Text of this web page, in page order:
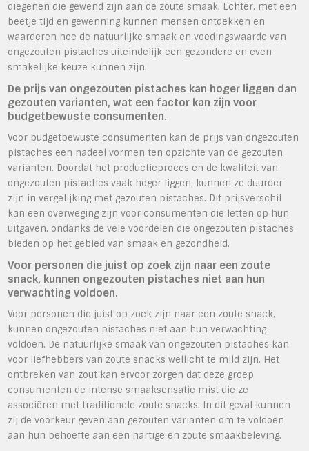
diegenen die gewend zijn aan de zoute smaak. Echter, met een
beetje tijd en gewenning kunnen mensen ontdekken en
waarderen hoe de natuurlijke smaak en voedingswaarde van
ongezouten pistaches uiteindelijk een gezondere en even
smakelijke keuze kunnen zijn.
De prijs van ongezouten pistaches kan hoger liggen dan
gezouten varianten, wat een factor kan zijn voor
budgetbewuste consumenten.
Voor budgetbewuste consumenten kan de prijs van ongezouten
pistaches een nadeel vormen ten opzichte van de gezouten
varianten. Doordat het productieproces en de kwaliteit van
ongezouten pistaches vaak hoger liggen, kunnen ze duurder
zijn in vergelijking met gezouten pistaches. Dit prijsverschil
kan een overweging zijn voor consumenten die letten op hun
uitgaven, ondanks de vele voordelen die ongezouten pistaches
bieden op het gebied van smaak en gezondheid.
Voor personen die juist op zoek zijn naar een zoute
snack, kunnen ongezouten pistaches niet aan hun
verwachting voldoen.
Voor personen die juist op zoek zijn naar een zoute snack,
kunnen ongezouten pistaches niet aan hun verwachting
voldoen. De natuurlijke smaak van ongezouten pistaches kan
voor liefhebbers van zoute snacks wellicht te mild zijn. Het
ontbreken van zout kan ervoor zorgen dat deze groep
consumenten de intense smaaksensatie mist die ze
associëren met traditionele zoute snacks. In dit geval kunnen
zij de voorkeur geven aan gezouten varianten om te voldoen
aan hun behoefte aan een hartige en zoute smaakbeleving.